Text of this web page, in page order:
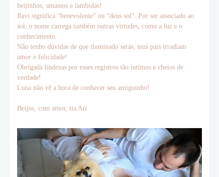
beijinhos, amassos e lambidas!
Ravi significa “benevolente” ou “deus sol”. Por ser associado ao
sol, o nome carrega também outras virtudes, como a luz e o
conhecimento.
Não tenho dúvidas de que iluminado serás, teus pais irradiam
amor e felicidade!
Obrigada lindezas por esses registros tão íntimos e cheios de
verdade!
Luna não vê a hora de conhecer seu amiguinho!
Beijos, com amor, tia Ari